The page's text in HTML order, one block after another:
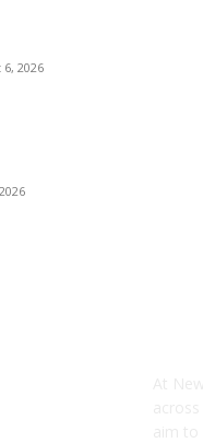
2026